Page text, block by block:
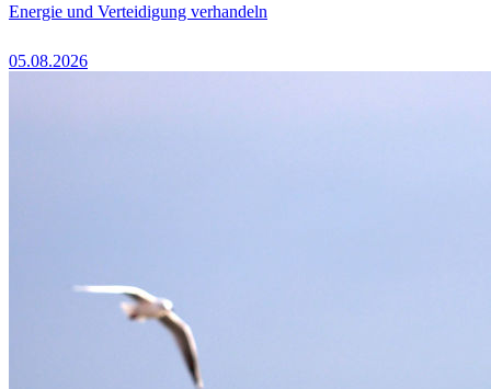
Energie und Verteidigung verhandeln
05.08.2026